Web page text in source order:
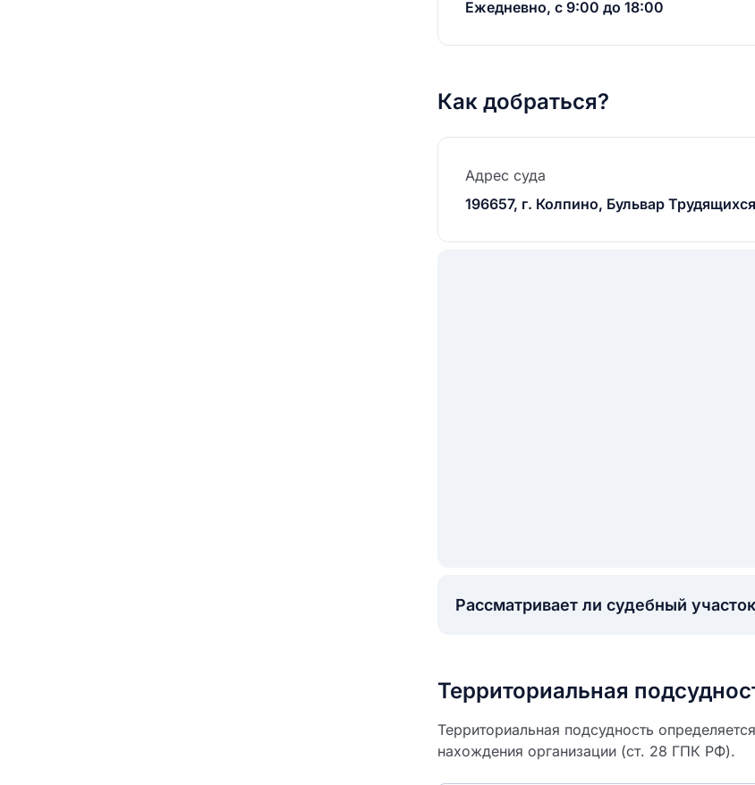
Ежедневно, с 9:00 до 18:00
Как добраться?
Адрес суда
196657, г. Колпино, Бульвар
Рассматривает ли судебный
Территориальная
Территориальная подсудность
нахождения организации (ст. 28 ГПК РФ).